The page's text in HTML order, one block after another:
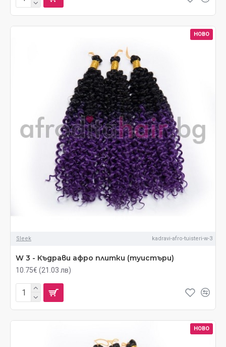
НОВО
Sleek kadravi-afro-tuisteri-w-3
W 3 - Къдрави афро плитки (туистъри)
10.75€ (21.03 лв)
НОВО